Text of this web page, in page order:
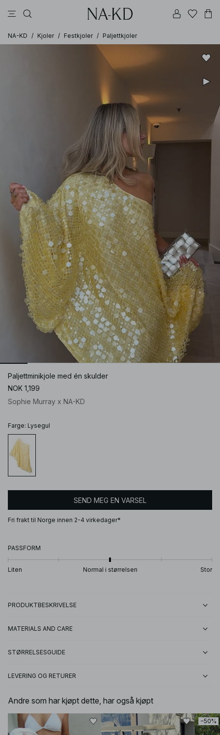
NA-KD / Kjoler / Festkjoler / Paljettkjoler
Paljettminikjole med én skulder
NOK 1,199
Sophie Murray x NA-KD
Farge: Lysegul
SEND MEG EN VARSEL
Fri frakt til Norge innen 2-4 virkedager*
PASSFORM
Liten Normal i størrelsen Stor
PRODUKTBESKRIVELSE
MATERIALS AND CARE
STØRRELSESGUIDE
LEVERING OG RETURER
Andre som har kjøpt dette, har også kjøpt
−50%